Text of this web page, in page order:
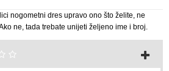
nogometni dres upravo ono što želite, ne
ne, tada trebate unijeti željeno ime i broj.